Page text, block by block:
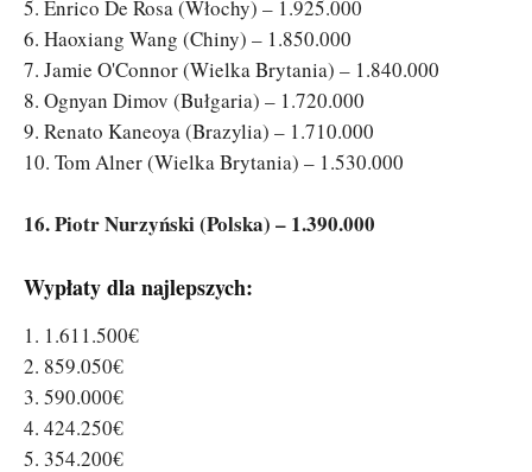
5. Enrico De Rosa (Włochy) – 1.925.000
6. Haoxiang Wang (Chiny) – 1.850.000
7. Jamie O'Connor (Wielka Brytania) – 1.840.000
8. Ognyan Dimov (Bułgaria) – 1.720.000
9. Renato Kaneoya (Brazylia) – 1.710.000
10. Tom Alner (Wielka Brytania) – 1.530.000
16. Piotr Nurzyński (Polska) – 1.390.000
Wypłaty dla najlepszych:
1. 1.611.500€
2. 859.050€
3. 590.000€
4. 424.250€
5. 354.200€